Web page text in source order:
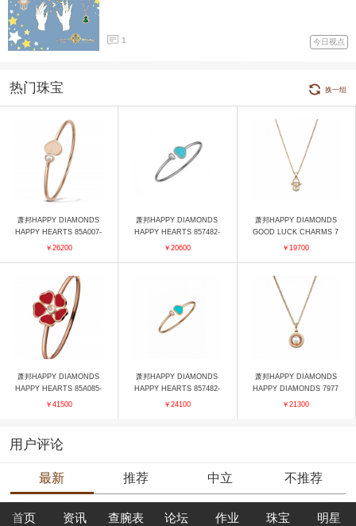
1 今日视点
热门珠宝 换一组
萧邦HAPPY DIAMONDS
HAPPY HEARTS 85A007-
5020 手镯
￥26200
萧邦HAPPY DIAMONDS
HAPPY HEARTS 857482-
1402 手镯
￥20600
萧邦HAPPY DIAMONDS
GOOD LUCK CHARMS 7
97864-5001 吊坠
￥19700
萧邦HAPPY DIAMONDS
HAPPY HEARTS 85A085-
5800 手镯
￥41500
萧邦HAPPY DIAMONDS
HAPPY HEARTS 857482-
5400 手镯
￥24100
萧邦HAPPY DIAMONDS
HAPPY DIAMONDS 7977
71-5001 吊坠
￥21300
用户评论
最新 推荐 中立 不推荐
首页 资讯 查腕表 论坛 作业 珠宝 明星